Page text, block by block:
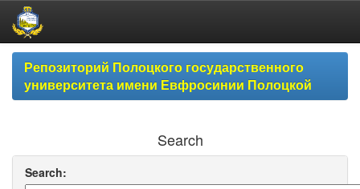
Skip
navigationРепозиторий Полоцкого государственного
университета имени Евфросинии Полоцкой
Search
Search: